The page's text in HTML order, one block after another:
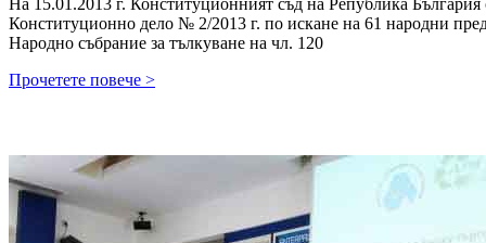
На 15.01.2013 г. Конституционният съд на Република България
Конституционно дело № 2/2013 г. по искане на 61 народни
Народно събрание за тълкуване на чл. 120
Прочетете повече >КОНСТИТУЦИОНЕН
БЪЛГАРИЯ